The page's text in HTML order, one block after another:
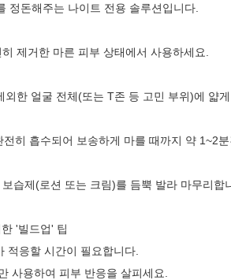
정돈해주는 나이트 전용 솔루션입니다.
제거한 마른 피부 상태에서 사용하세요.
한 얼굴 전체(또는 T존 등 고민 부위)에 얇게
히 흡수되어 보송하게 마를 때까지 약 1~2분
습제(로션 또는 크림)를 듬뿍 발라 마무리합
'빌드업' 팁
적응할 시간이 필요합니다.
사용하여 피부 반응을 살피세요.